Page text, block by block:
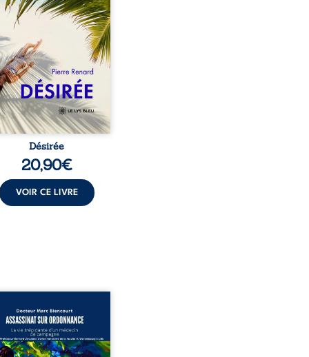
sa vie et fait vaciller
ses certitudes. Entre
est immédiate,
jusqu’à ce qu’un
familial fasse planer
: et s’ils étaient
demi-frère et ...
Désirée
20,90€
VOIR CE LIVRE
sur ordonnance –
trépidante d’un médecin
est la réédition
et actualisée du
du Docteur Marc